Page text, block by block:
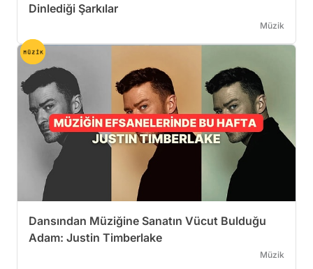
Dinlediği Şarkılar
Müzik
Dansından Müziğine Sanatın Vücut Bulduğu
Adam: Justin Timberlake
Müzik